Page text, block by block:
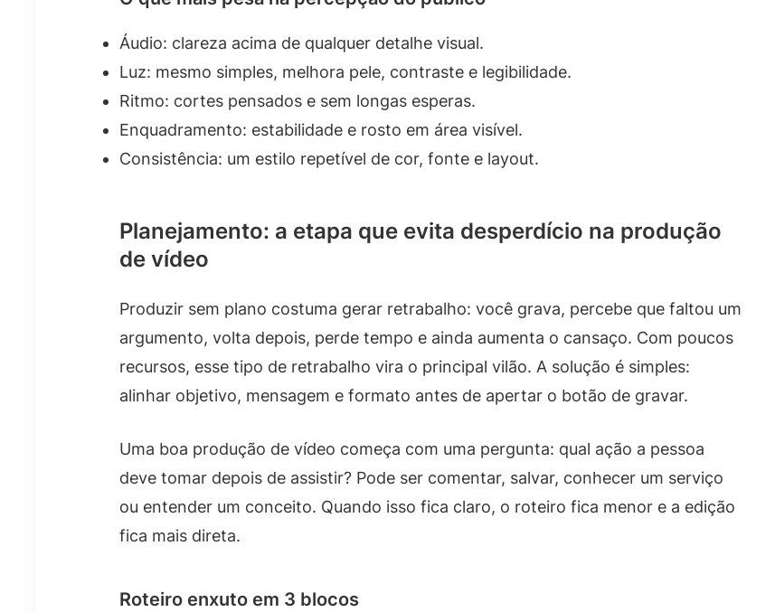
Áudio: clareza acima de qualquer detalhe visual.
Luz: mesmo simples, melhora pele, contraste e legibilidade.
Ritmo: cortes pensados e sem longas esperas.
Enquadramento: estabilidade e rosto em área visível.
Consistência: um estilo repetível de cor, fonte e layout.
Planejamento: a etapa que evita desperdício na produção
de vídeo
Produzir sem plano costuma gerar retrabalho: você grava, percebe que faltou um
argumento, volta depois, perde tempo e ainda aumenta o cansaço. Com poucos
recursos, esse tipo de retrabalho vira o principal vilão. A solução é simples:
alinhar objetivo, mensagem e formato antes de apertar o botão de gravar.
Uma boa produção de vídeo começa com uma pergunta: qual ação a pessoa
deve tomar depois de assistir? Pode ser comentar, salvar, conhecer um serviço
ou entender um conceito. Quando isso fica claro, o roteiro fica menor e a edição
fica mais direta.
Roteiro enxuto em 3 blocos